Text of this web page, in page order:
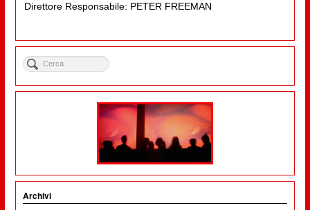
Direttore Responsabile: PETER FREEMAN
Archivi